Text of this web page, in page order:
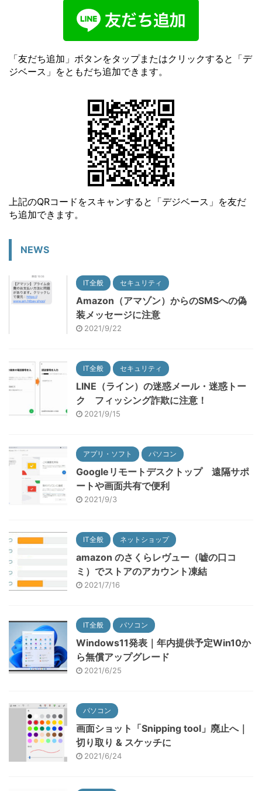
「友だち追加」ボタンをタップまたはクリックすると「デ
ジベース」をともだち追加できます。
上記のQRコードをスキャンすると「デジベース」を友だ
ち追加できます。
NEWS
IT全般 セキュリティ
Amazon（アマゾン）からのSMSへの偽
装メッセージに注意
2021/9/22
IT全般 セキュリティ
LINE（ライン）の迷惑メール・迷惑トー
ク フィッシング詐欺に注意！
2021/9/15
アプリ・ソフト パソコン
Googleリモートデスクトップ 遠隔サポ
ートや画面共有で便利
2021/9/3
IT全般 ネットショップ
amazon のさくらレヴュー（嘘の口コ
ミ）でストアのアカウント凍結
2021/7/16
IT全般 パソコン
Windows11発表｜年内提供予定Win10か
ら無償アップグレード
2021/6/25
パソコン
画面ショット「Snipping tool」廃止へ｜
切り取り & スケッチに
2021/6/24